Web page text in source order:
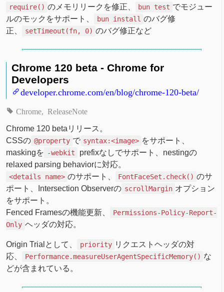
require() のメモリリークを修正、 bun test でモジュー
ルのモックをサポート、
bun install のバグ修
正、
setTimeout(fn, 0) のバグ修正など
Chrome 120 beta - Chrome for
Developers
developer.chrome.com/en/blog/chrome-120-beta/
Chrome ReleaseNote
Chrome 120 betaリリース。
CSSの @property で syntax:<image> をサポート、
maskingを -webkit
prefixなしでサポート、nestingの
relaxed parsing behaviorに対応。
<details name> のサポート、 FontFaceSet.check() のサ
ポート、Intersection Observerの scrollMargin オプション
をサポート。
Fenced Framesの機能更新、
Permissions-Policy-Report-
Only ヘッダの対応。
Origin Trialとして、 priority リクエストヘッダの対
応、
Performance.measureUserAgentSpecificMemory() な
どが含まれている。